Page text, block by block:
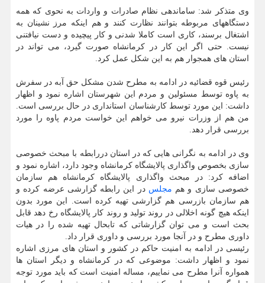
وی متذکر شد: ساماندهی نظام صادرات و واردات به نحوی که همه
دستگاههای مربوطه بتوانند نظارت کنند و هم اینکه مرز نشینان به
اشتغال برسند، کاری است کاملا شدنی و کار پیچیده و دست نیافتنی
نیست. حتی اگر این کار در کرمانشاه صورت گیرد، می تواند در
استان های همجوار هم به این شکل عمل کرد.
رئیس قوه قضائیه در ادامه به مطرح شدن مشکل حق آبه در سفرش
به پاوه توسط مسئولین و مردم این شهرستان اشاره نمود و اظهار
داشت: این مورد توسط کارشناسان استانداری در حال بررسی است.
من هم از وزرات نیرو می خواهم این خواست مردم پاوه را مورد
بررسی قرار دهد.
وی در ادامه به نگرانی هایی که در استان دررابطه با مبحث خصوصی
سازی بخصوص واگذاری پالایشگاه کرمانشاه وجود دارد، اشاره نمود و
اضافه کرد: در مبحث واگذاری پالایشگاه کرمانشاه هم سازمان
خصوصی سازی و هم مجلس در این رابطه گزارشی عرضه کرده و
هم سازمان بازرسی هم گزارشی تهیه کرده است. این مورد بدون
اینکه هیچ گونه اخلالی در روند تولید و روند کار پالایشگاه رخ دهد قابل
بحث است و می توان گزارشاتی که تابحال تهیه شده را در هیات
داوری مطرح و در آنجا مورد بررسی و داوری قرار داد.
رئیسی در ادامه به امنیت حاکم در کشور و استان های مرزی اشاره
نمود و اظهار داشت: موضوعی که در کرمانشاه و دیگر استان ها
همواره آنرا مطرح می نماییم، مساله امنیت است که باید مورد توجه